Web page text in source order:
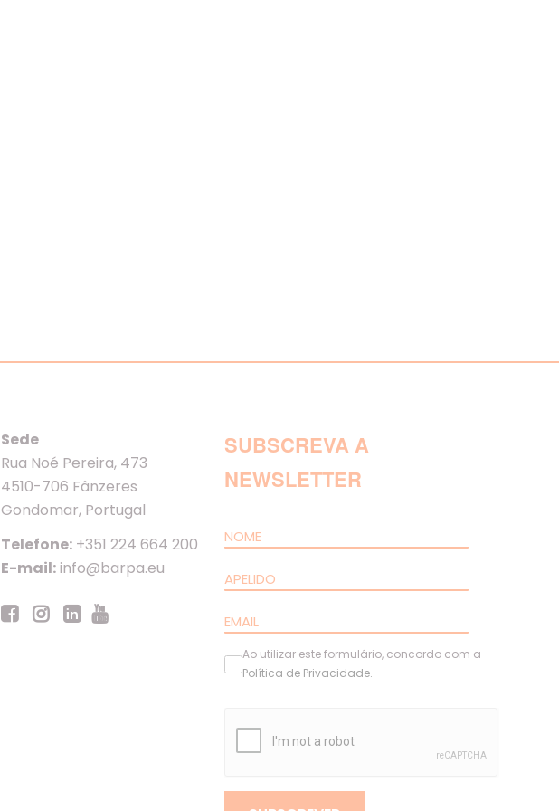
Sede
Rua Noé Pereira, 473
4510-706 Fânzeres
Gondomar, Portugal
Telefone:+351 224 664 200
E-mail:info@barpa.eu
SUBSCREVA A
NEWSLETTER
Ao utilizar este formulário, concordo com a
Política de Privacidade.